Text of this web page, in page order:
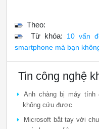
Theo:
Từ khóa: 10 vấn
smartphone mà bạn
Tin công nghệ
Anh chàng bị máy
không cứu được
Microsoft bắt tay với